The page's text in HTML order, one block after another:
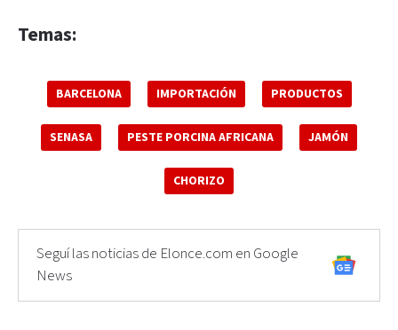
Temas:
BARCELONA IMPORTACIÓN PRODUCTOS
SENASA PESTE PORCINA AFRICANA JAMÓN
CHORIZO
Seguí las noticias de Elonce.com en Google
News